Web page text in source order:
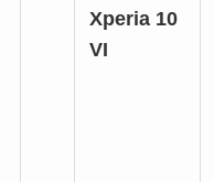
Xperia 10
VI